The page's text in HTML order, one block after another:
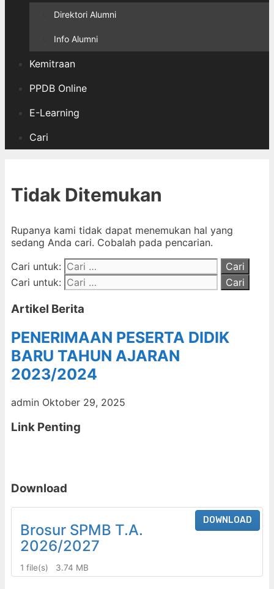
Direktori Alumni
Info Alumni
Kemitraan
PPDB Online
E-Learning
Cari
Tidak Ditemukan
Rupanya kami tidak dapat menemukan hal yang
sedang Anda cari. Cobalah pada pencarian.
Cari untuk:
Cari untuk:
Artikel Berita
PENERIMAAN PESERTA DIDIK
BARU TAHUN AJARAN
2023/2024
admin Oktober 29, 2025
Link Penting
Download
Brosur SPMB T.A.
2026/2027
1 file(s) 3.74 MB
DOWNLOAD